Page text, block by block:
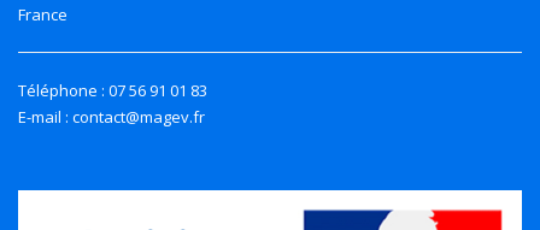
France
Téléphone : 07 56 91 01 83
E-mail : contact@magev.fr